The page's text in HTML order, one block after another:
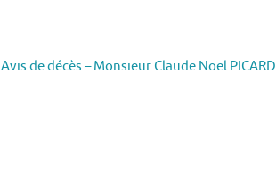
Avis de décès – Monsieur Claude Noël PICARD